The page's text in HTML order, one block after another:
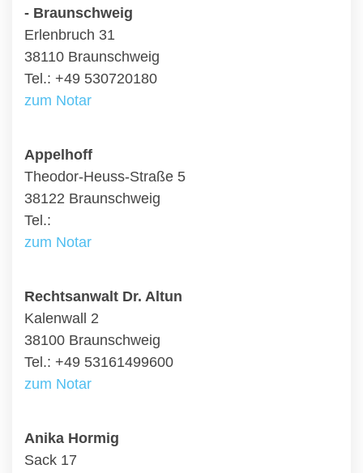
- Braunschweig
Erlenbruch 31
38110 Braunschweig
Tel.: +49 530720180
zum Notar
Appelhoff
Theodor-Heuss-Straße 5
38122 Braunschweig
Tel.:
zum Notar
Rechtsanwalt Dr. Altun
Kalenwall 2
38100 Braunschweig
Tel.: +49 53161499600
zum Notar
Anika Hormig
Sack 17